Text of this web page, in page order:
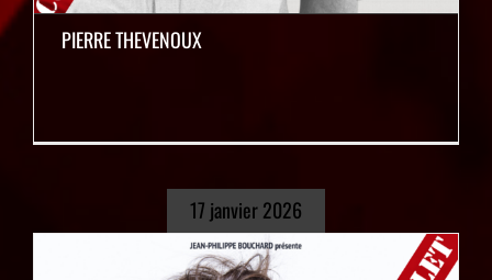
PIERRE THEVENOUX
17 janvier 2026